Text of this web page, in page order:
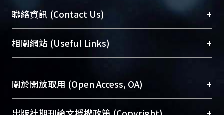
臺大位居世界頂尖大學之列，為永久珍藏及向國際
展現本校豐碩的研究成果及學術能量，圖書館整合
機構典藏（NTUR）與學術庫（AH）不同功能平
台，成為臺大學術典藏NTU scholars。期能整合研
成果。
To permanently archive and promote researcher
profiles and scholarly works, Library integrates the
聯絡資訊 (Contact Us) +
總館學科館員(Main Library)
醫學圖書館學科館員(Medical Library)
Sciences Library)
相關網站 (Useful Links) +
關於開放取用 (Open Access, OA) +